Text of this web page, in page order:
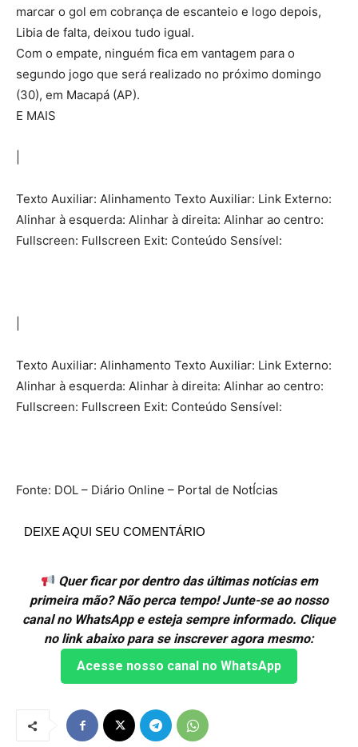
marcar o gol em cobrança de escanteio e logo depois,
Libia de falta, deixou tudo igual.
Com o empate, ninguém fica em vantagem para o
segundo jogo que será realizado no próximo domingo
(30), em Macapá (AP).
E MAIS
Texto Auxiliar: Alinhamento Texto Auxiliar: Link Externo:
Alinhar à esquerda: Alinhar à direita: Alinhar ao centro:
Fullscreen: Fullscreen Exit: Conteúdo Sensível:
Texto Auxiliar: Alinhamento Texto Auxiliar: Link Externo:
Alinhar à esquerda: Alinhar à direita: Alinhar ao centro:
Fullscreen: Fullscreen Exit: Conteúdo Sensível:
Fonte: DOL – Diário Online – Portal de NotÍcias
DEIXE AQUI SEU COMENTÁRIO
Quer ficar por dentro das últimas notícias em
primeira mão? Não perca tempo! Junte-se ao nosso
canal no WhatsApp e esteja sempre informado. Clique
no link abaixo para se inscrever agora mesmo:
Acesse nosso canal no WhatsApp